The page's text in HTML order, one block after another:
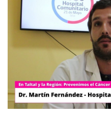
Entrevistas
Programacion
modo claro